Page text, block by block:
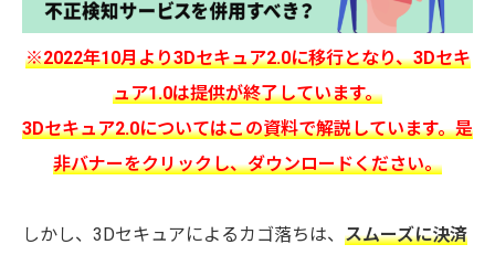
※2022年10月より3Dセキュア2.0に移行となり、3Dセキ
ュア1.0は提供が終了しています。
3Dセキュア2.0についてはこの資料で解説しています。是
非バナーをクリックし、ダウンロードください。
しかし、3Dセキュアによるカゴ落ちは、​​ スムーズに決済